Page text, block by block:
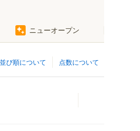
ニューオープン
点数について
び順について